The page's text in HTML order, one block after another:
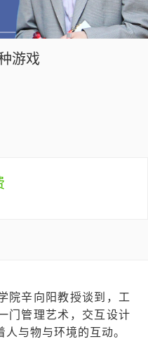
游戏
院辛向阳教授谈到，工
门管理艺术，交互设计
与物与环境的互动。